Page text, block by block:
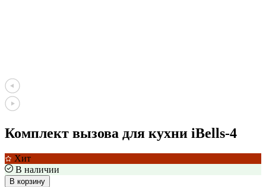
Комплект вызова для кухни iBells-4
Хит
В наличии
В корзину